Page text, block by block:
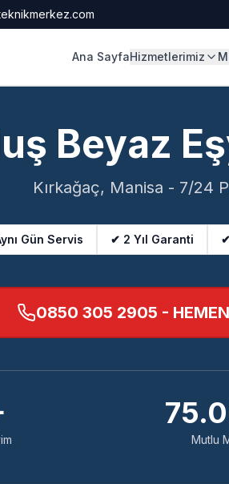
Ana SayfaHizmetlerimiz
Beyaz
Kırkağaç, Manisa - 7/24
Gün Servis ✔ 2 Yıl Garanti
0850 305 2905 -
Mutlu